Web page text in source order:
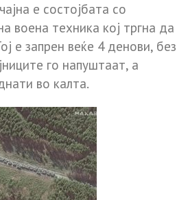
е состојбата со
воена техника кој тргна да
е запрен веќе 4 денови, без
го напуштаат, а
во калта.